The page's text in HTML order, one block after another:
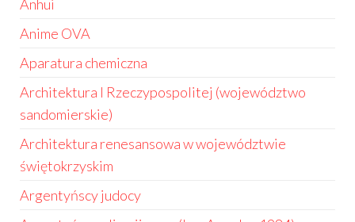
Anhui
Anime OVA
Aparatura chemiczna
Architektura I Rzeczypospolitej (województwo
sandomierskie)
Architektura renesansowa w województwie
świętokrzyskim
Argentyńscy judocy